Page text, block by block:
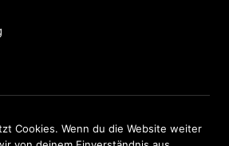
Cookies. Wenn du die Website weiter